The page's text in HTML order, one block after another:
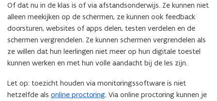
Of dat nu in de klas is of via afstandsonderwijs. Ze kunnen niet
alleen meekijken op de schermen, ze kunnen ook feedback
doorsturen, websites of apps delen, testen verdelen en de
schermen vergrendelen. Ze kunnen schermen vergrendelen als
ze willen dat hun leerlingen niet meer op hun digitale toestel
kunnen werken en met hun volle aandacht bij de les zijn.
Let op: toezicht houden via monitoringssoftware is niet
hetzelfde als online proctoring. Via online proctoring kunnen je